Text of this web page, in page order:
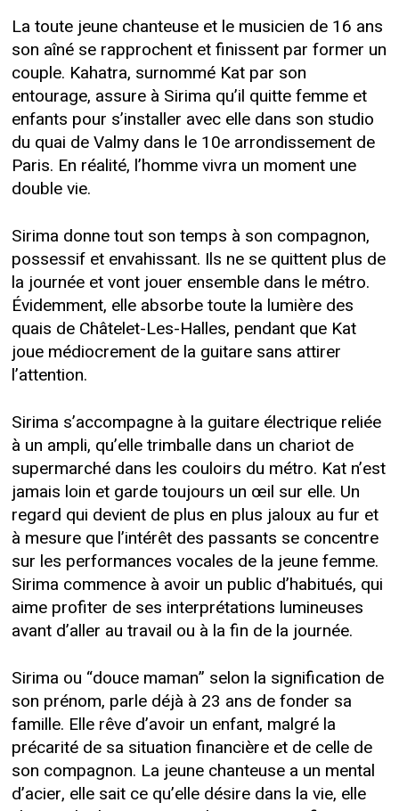
La toute jeune chanteuse et le musicien de 16 ans
son aîné se rapprochent et finissent par former un
couple. Kahatra, surnommé Kat par son
entourage, assure à Sirima qu’il quitte femme et
enfants pour s’installer avec elle dans son studio
du quai de Valmy dans le 10e arrondissement de
Paris. En réalité, l’homme vivra un moment une
double vie.
Sirima donne tout son temps à son compagnon,
possessif et envahissant. Ils ne se quittent plus de
la journée et vont jouer ensemble dans le métro.
Évidemment, elle absorbe toute la lumière des
quais de Châtelet-Les-Halles, pendant que Kat
joue médiocrement de la guitare sans attirer
l’attention.
Sirima s’accompagne à la guitare électrique reliée
à un ampli, qu’elle trimballe dans un chariot de
supermarché dans les couloirs du métro. Kat n’est
jamais loin et garde toujours un œil sur elle. Un
regard qui devient de plus en plus jaloux au fur et
à mesure que l’intérêt des passants se concentre
sur les performances vocales de la jeune femme.
Sirima commence à avoir un public d’habitués, qui
aime profiter de ses interprétations lumineuses
avant d’aller au travail ou à la fin de la journée.
Sirima ou “douce maman” selon la signification de
son prénom, parle déjà à 23 ans de fonder sa
famille. Elle rêve d’avoir un enfant, malgré la
précarité de sa situation financière et de celle de
son compagnon. La jeune chanteuse a un mental
d’acier, elle sait ce qu’elle désire dans la vie, elle